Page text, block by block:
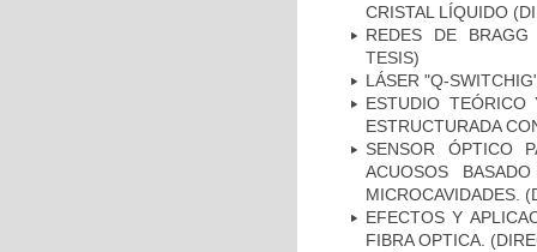
CRISTAL LÍQUIDO
REDES DE BRAGG
TESIS)
LÁSER "Q-
ESTUDIO TEÓRICO
ESTRUCTURADA
SENSOR ÓPTICO
ACUOSOS
MICROCAVIDADES.
EFECTOS Y
FIBRA OPTICA.